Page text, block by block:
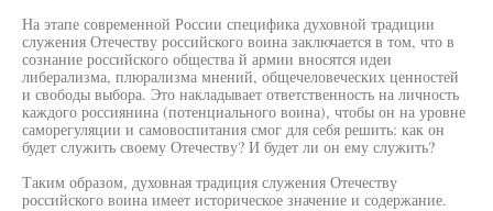
На этапе современной России специфика духовной традиции
служения Отечеству российского воина заключается в том, что в
сознание российского общества й армии вносятся идеи
либерализма, плюрализма мнений, общечеловеческих ценностей
и свободы выбора. Это накладывает ответственность на личность
каждого россиянина (потенциального воина), чтобы он на уровне
саморегуляции и самовоспитания смог для себя решить: как он
будет служить своему Отечеству? И будет ли он ему служить?
Таким образом, духовная традиция служения Отечеству
российского воина имеет историческое значение и содержание.